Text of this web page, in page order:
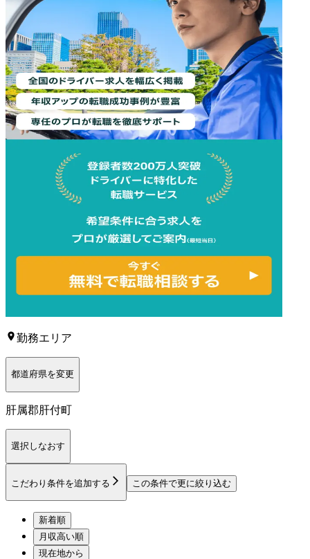
勤務エリア
都道府県を変更
肝属郡肝付町
選択しなおす
こだわり条件を追加する この条件で更に絞り込む
新着順
月収高い順
現在地から